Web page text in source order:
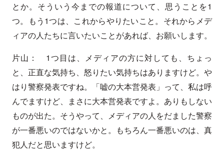
とか。そういう今までの報道について、思うことを1
つ。もう1つは、これからやりたいこと。それからメデ
ィアの人たちに言いたいことがあれば、お願いします。
片山： 1つ目は、メディアの方に対しても、ちょっ
と、正直な気持ち、怒りたい気持ちはありますけど。や
はり警察発表ですね。「嘘の大本営発表」って、私は呼
んでますけど、まさに大本営発表ですよ。ありもしない
ものが出た。そうやって、メディアの人をだました警察
が一番悪いのではないかと。もちろん一番悪いのは、真
犯人だと思いますけど。